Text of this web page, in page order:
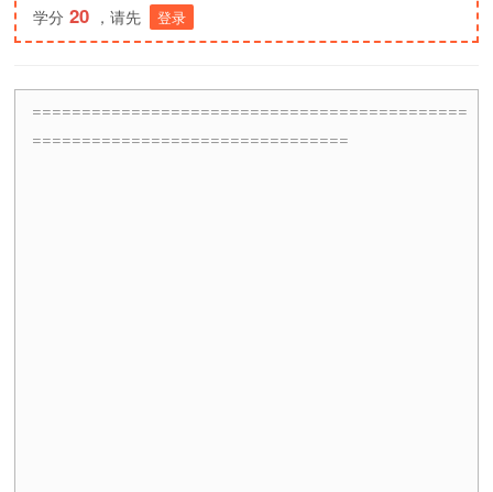
学分 20 ，请先 登录
============================================
================================